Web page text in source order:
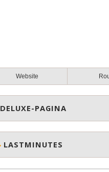
Website
DELUXE-PAGINA
LASTMINUTES